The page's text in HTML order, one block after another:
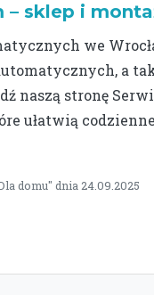
sklep i
we
a
naszą stronę
ułatwią
domu" dnia 24.09.2025